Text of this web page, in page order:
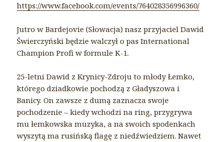
https://www.facebook.com/events/764028356996360/
Jutro w Bardejovie (Słowacja) nasz przyjaciel Dawid
Świerczyński będzie walczył o pas International
Champion Profi w formule К-1.
25-letni Dawid z Krynicy-Zdroju to młody Łemko,
którego dziadkowie pochodzą z Gładyszowa i
Banicy. On zawsze z dumą zaznacza swoje
pochodzenie – kiedy wchodzi na ring, przygrywa
mu łemkowska muzyka, a na swoich spodenkach
wyszytą ma rusińską flagę z niedźwiedziem. Nawet